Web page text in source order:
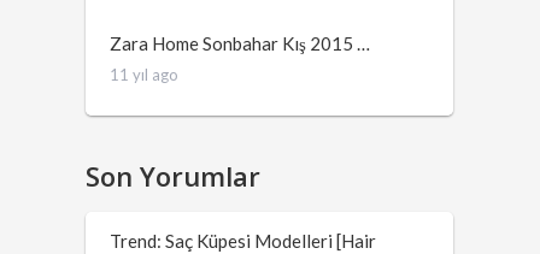
Zara Home Sonbahar Kış 2015 …
11 yıl ago
Son Yorumlar
Trend: Saç Küpesi Modelleri [Hair